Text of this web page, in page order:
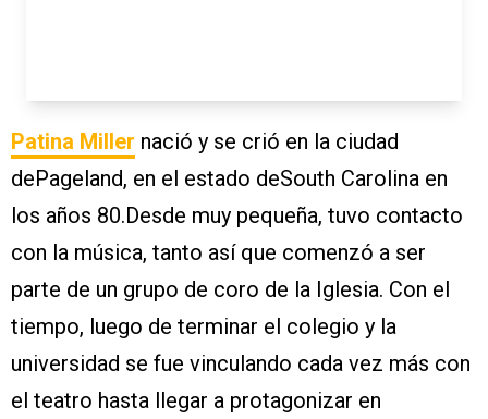
Patina Miller nació y se crió en la ciudad
dePageland, en el estado deSouth Carolina en
los años 80.Desde muy pequeña, tuvo contacto
con la música, tanto así que comenzó a ser
parte de un grupo de coro de la Iglesia. Con el
tiempo, luego de terminar el colegio y la
universidad se fue vinculando cada vez más con
el teatro hasta llegar a protagonizar en